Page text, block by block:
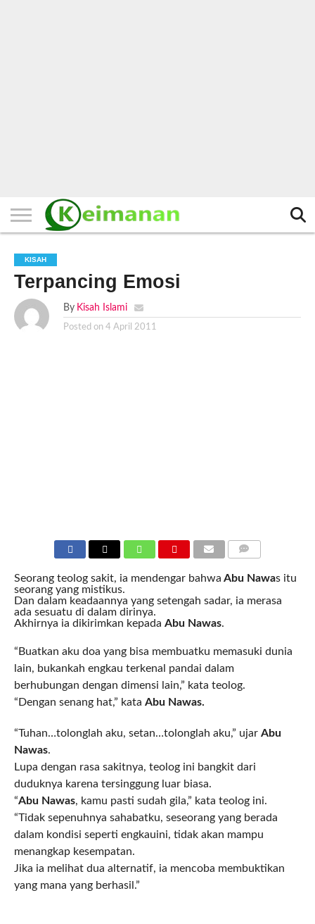
KISAH
Terpancing Emosi
By Kisah Islami
Posted on 4 April 2011
Seorang teolog sakit, ia mendengar bahwa Abu Nawas itu
seorang yang mistikus.
Dan dalam keadaannya yang setengah sadar, ia merasa
ada sesuatu di dalam dirinya.
Akhirnya ia dikirimkan kepada Abu Nawas.
“Buatkan aku doa yang bisa membuatku memasuki dunia
lain, bukankah engkau terkenal pandai dalam
berhubungan dengan dimensi lain,” kata teolog.
“Dengan senang hat,” kata Abu Nawas.
“Tuhan…tolonglah aku, setan…tolonglah aku,” ujar Abu
Nawas.
Lupa dengan rasa sakitnya, teolog ini bangkit dari
duduknya karena tersinggung luar biasa.
“Abu Nawas, kamu pasti sudah gila,” kata teolog ini.
“Tidak sepenuhnya sahabatku, seseorang yang berada
dalam kondisi seperti engkauini, tidak akan mampu
menangkap kesempatan.
Jika ia melihat dua alternatif, ia mencoba membuktikan
yang mana yang berhasil.”